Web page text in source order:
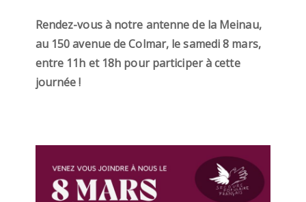
Rendez-vous à notre antenne de la Meinau,
au 150 avenue de Colmar, le samedi 8 mars,
entre 11h et 18h pour participer à cette
journée !